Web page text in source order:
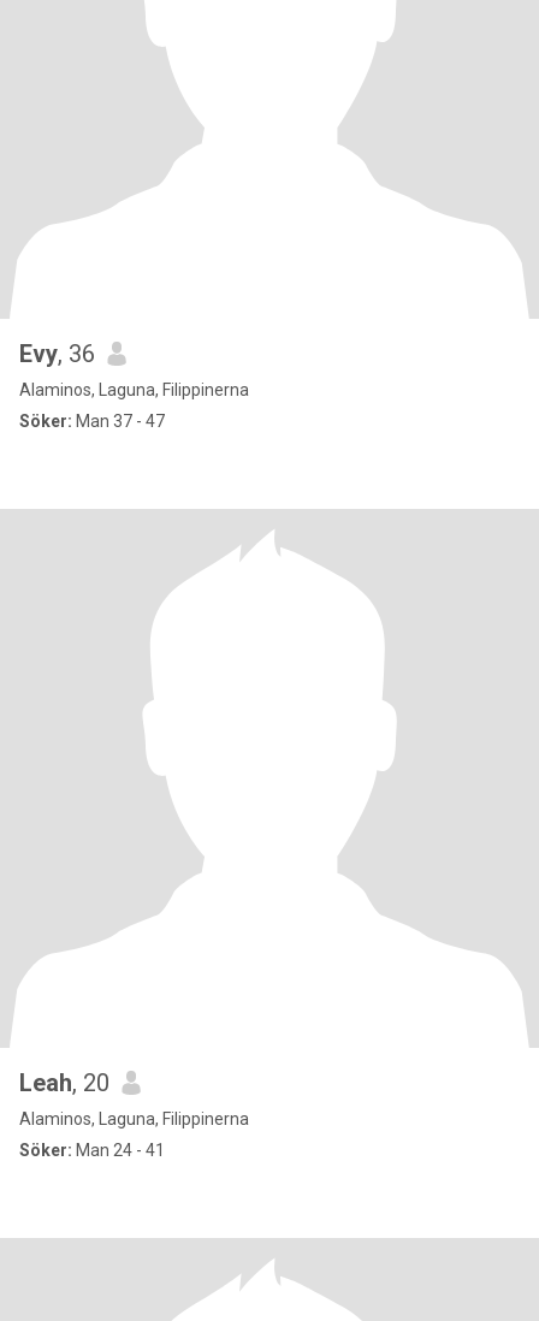
Evy, 36
Alaminos, Laguna, Filippinerna
Söker: Man 37 - 47
Leah, 20
Alaminos, Laguna, Filippinerna
Söker: Man 24 - 41